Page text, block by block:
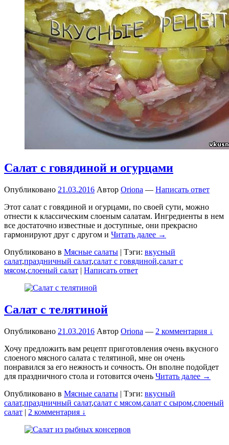
Салат с говядиной и огурцами
Опубликовано 21.03.2016 Автор Oriona — Написать ответ
Этот салат с говядиной и огурцами, по своей сути, можно
отнести к классическим слоеным салатам. Ингредиенты в нем
все достаточно известные и доступные, они прекрасно
гармонируют друг с другом и Читать далее →
Опубликовано в Мясные салаты | Тэги: вкусный
салат,праздничный салат,салат с говядиной,салат с
мясом,слоеный салат | Написать ответ
Салат с телятиной
Опубликовано 21.03.2016 Автор Oriona — 2 комментария ↓
Хочу предложить вам рецепт приготовления очень вкусного
слоеного мясного салата с телятиной, мне он очень
понравился за его нежность и сочность. Он вполне подойдет
для праздничного стола и готовится очень Читать далее →
Опубликовано в Мясные салаты | Тэги: вкусный
салат,праздничный салат,салат с мясом,салат с сыром,слоеный
салат | 2 комментария ↓